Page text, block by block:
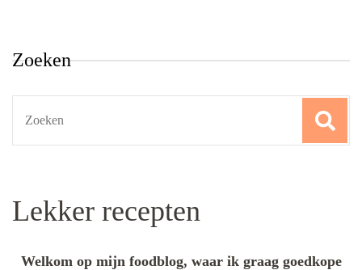
Zoeken
Lekker recepten
Welkom op mijn foodblog, waar ik graag goedkope